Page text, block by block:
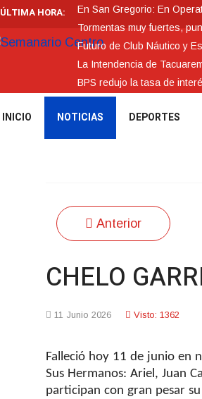
ÚLTIMA HORA:
En San Gregorio: En
Tormentas muy fuertes,
Futuro de Club Náutico y
La Intendencia de
BPS redujo la tasa de
INICIO NOTICIAS DEPORTES
Anterior
CHELO
11 Junio 2026 Visto: 1362
Falleció hoy 11 de junio en
Sus Hermanos: Ariel, Juan
participan con gran pesar